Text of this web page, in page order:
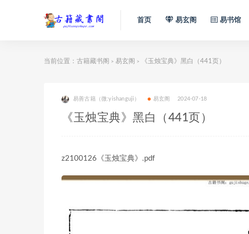
首页 易玄阁 易书馆
当前位置： 古籍藏书阁 > 易玄阁 > 《玉烛宝典》黑白（441页）
易善古籍（微:yishanguji） 易玄阁 2024-07-18
《玉烛宝典》黑白（441页）
z2100126《玉烛宝典》.pdf